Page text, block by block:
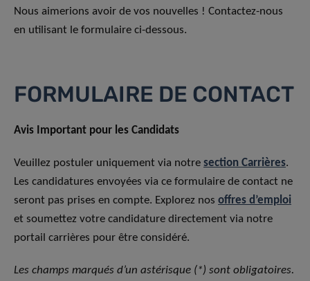
Nous aimerions avoir de vos nouvelles ! Contactez-nous
en utilisant le formulaire ci-dessous.
FORMULAIRE DE CONTACT
Avis Important pour les Candidats
Veuillez postuler uniquement via notre section Carrières.
Les candidatures envoyées via ce formulaire de contact ne
seront pas prises en compte. Explorez nos offres d’emploi
et soumettez votre candidature directement via notre
portail carrières pour être considéré.
Les champs marqués d’un astérisque (*) sont obligatoires.